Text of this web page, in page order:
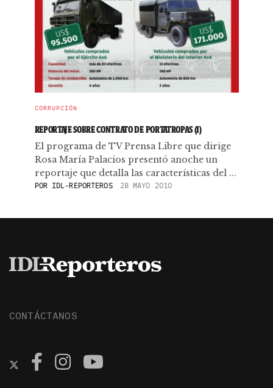
CORRUPCIÓN
REPORTAJE SOBRE CONTRATO DE PORTATROPAS (I)
El programa de TV Prensa Libre que dirige
Rosa María Palacios presentó anoche un
reportaje que detalla las características del ...
POR IDL-REPORTEROS 28 MAYO 2010
CONTÁCTANOS